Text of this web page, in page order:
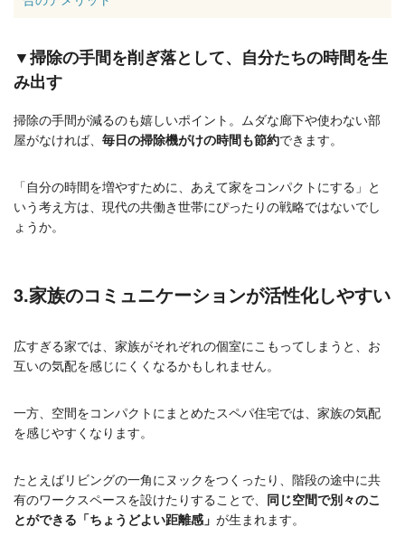
▼掃除の手間を削ぎ落として、自分たちの時間を生
み出す
掃除の手間が減るのも嬉しいポイント。ムダな廊下や使わない部
屋がなければ、 毎日の掃除機がけの時間も節約できます。
「自分の時間を増やすために、あえて家をコンパクトにする」と
いう考え方は、現代の共働き世帯にぴったりの戦略ではないでし
ょうか。
3.家族のコミュニケーションが活性化しやすい
広すぎる家では、家族がそれぞれの個室にこもってしまうと、お
互いの気配を感じにくくなるかもしれません。
一方、空間をコンパクトにまとめたスペパ住宅では、家族の気配
を感じやすくなります。
たとえばリビングの一角にヌックをつくったり、階段の途中に共
有のワークスペースを設けたりすることで、 同じ空間で別々のこ
とができる「ちょうどよい距離感」 が生まれます。